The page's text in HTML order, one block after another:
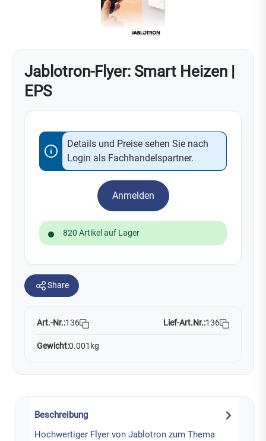
Jablotron-Flyer: Smart Heizen |
EPS
Details und Preise sehen Sie nach
Login als Fachhandelspartner.
Anmelden
820 Artikel auf Lager
Share
Art.-Nr.:136 Lief-Art.Nr.:136
Gewicht:0.001kg
Beschreibung
Hochwertiger Flyer von Jablotron zum Thema